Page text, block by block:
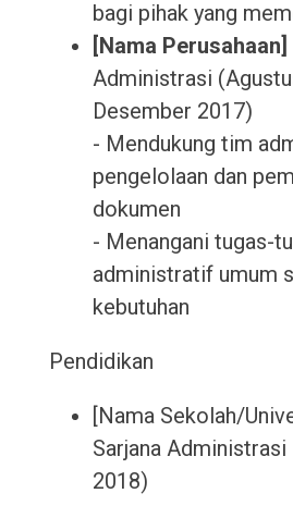
bagi pihak yang
[Nama Perusahaan]
Administrasi
Desember 2017)
- Mendukung tim
pengelolaan dan
dokumen
- Menangani tugas-
administratif umum
kebutuhan
Pendidikan
[Nama Sekolah/
Sarjana
2018)